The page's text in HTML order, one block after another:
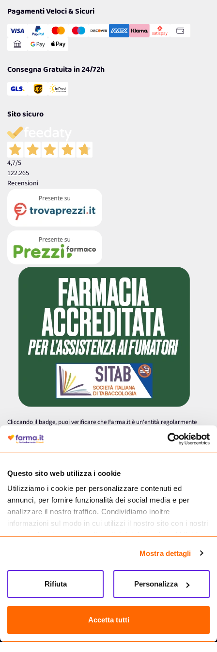
Questo sito web utilizza i cookie
Utilizziamo i cookie per personalizzare contenuti ed
annunci, per fornire funzionalità dei social media e per
analizzare il nostro traffico. Condividiamo inoltre
informazioni sul modo in cui utilizzi il nostro sito con i nostri
partner che si occupano di analisi dei dati web, pubblicità e
informazioni che hai fornito loro o che hanno raccolto dal
tuo utilizzo dei loro servizi.
Mostra dettagli
Accetta tutti
Personalizza
Rifiuta
Cookie Policy
Gestisci Cookie
Reso Facile e Veloce
Pagamenti Veloci & Sicuri
Consegna Gratuita in 24/72h
Sito sicuro
4,7/5
122.265
Recensioni
Cliccando il badge, puoi verificare che Farma.it è un'entità regolarmente
autorizzata dal Ministero della Salute a effettuare la vendita online di
medicinali.
Farma.it S.a.s. P. IVA 07417261216 REA: NA-884088
CREDITS
Sede legale Via delle Repubbliche Marinare 128, 80147 Napoli